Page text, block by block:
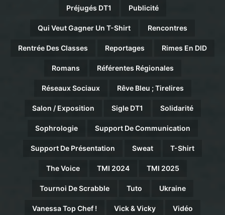
Préjugés DT1 Publicité
Qui Veut Gagner Un T-Shirt Rencontres
Rentrée Des Classes Reportages Rimes En DID
Romans Référentes Régionales
Réseaux Sociaux Rêve Bleu ; Tirelires
Salon / Exposition Sigle DT1 Solidarité
Sophrologie Support De Communication
Support De Présentation Sweat T-Shirt
The Voice TMI 2024 TMI 2025
Tournoi De Scrabble Tuto Ukraine
Vanessa Top Chef ! Vick & Vicky Vidéo